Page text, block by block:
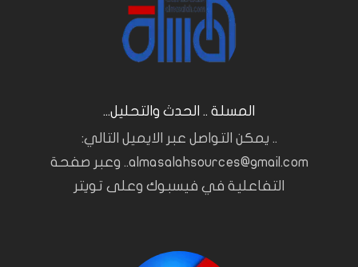
المسلة .. الحدث والتحليل...
.. يمكن التواصل عبر الايميل التالي:
almasalahsources@gmail.com.. وعبر صفحة
التفاعلية في فيسبوك وعلى تويتر